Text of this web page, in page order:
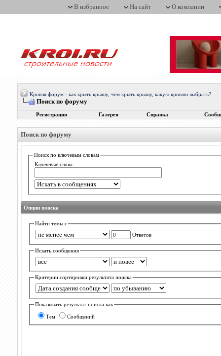
В избранное На сайт О компании
Кровля форум - как крыть крышу, чем крыть крышу, какую кровлю выбрать?
Поиск по форуму
Регистрация Галерея Справка
Поиск по форуму
Поиск по ключевым словам
Ключевые слова:
Опции поиска
Найти темы с
Ответов
Искать сообщения
Критерии сортировки результата поиска
Показывать результат поиска как
Тем Сообщений